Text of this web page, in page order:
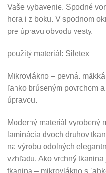
Vaše vybavenie. Spodné
hora i z boku. V spodnom
pre úpravu obvodu vesty.
použitý materiál: Siletex
Mikrovlákno – pevná,
ľahko brúseným povrchom
úpravou.
Moderný materiál vyrobený
laminácia dvoch druhov
na výrobu odolných
vzhľadu. Ako vrchný
tkanina – mikrovlákno s